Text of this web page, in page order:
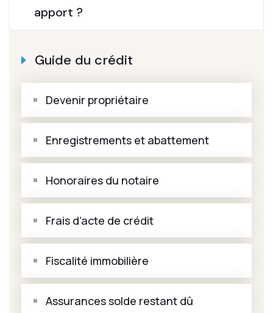
apport ?
Guide du crédit
Devenir propriétaire
Enregistrements et abattement
Honoraires du notaire
Frais d’acte de crédit
Fiscalité immobilière
Assurances solde restant dû